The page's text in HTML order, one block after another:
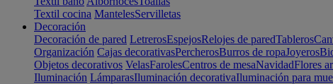
Textil cocina MantelesServilletas
Decoración
Decoración de pared LetrerosEspejosRelojes de paredTableros
Organización Cajas decorativasPercherosBurros de ropaJoyeros
Objetos decorativos VelasFarolesCentros de mesaNavidadFlores
Iluminación LámparasIluminación decorativaIluminación para